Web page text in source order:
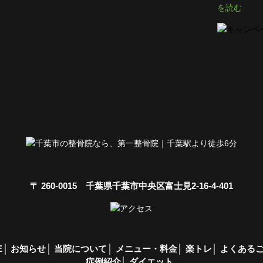
を読む
〒 260-0015 千葉県千葉市中央区富士見2-16-4-401
お知らせ 当院について メニュー・料金 楽トレ
よくある